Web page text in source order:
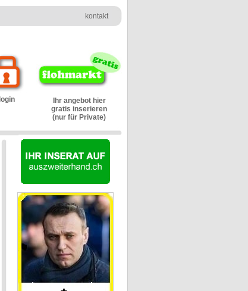
kontakt
login
Ihr angebot hier
gratis inserieren
(nur für Private)